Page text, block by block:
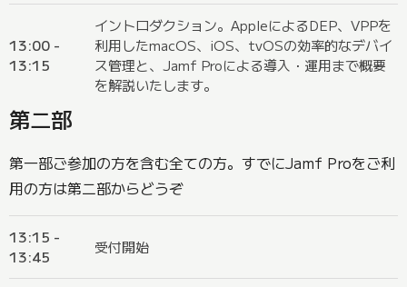
13:00 -
13:15
イントロダクション。AppleによるDEP、VPPを
利用したmacOS、iOS、tvOSの効率的なデバイ
ス管理と、Jamf Proによる導入・運用まで概要
を解説いたします。
第二部
第一部ご参加の方を含む全ての方。すでにJamf Proをご利
用の方は第二部からどうぞ
13:15 -
13:45
受付開始